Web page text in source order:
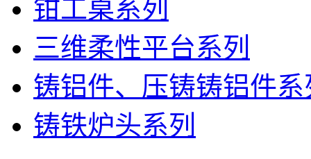
钳工桌系列
三维柔性平台系列
铸铝件、压铸铸铝件系
铸铁炉头系列